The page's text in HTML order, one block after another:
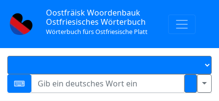
Oostfräisk Woordenbauk
Ostfriesisches Wörterbuch
Wörterbuch fürs Ostfriesische Platt